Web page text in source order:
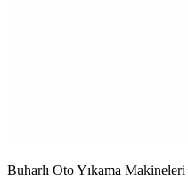
Buharlı Oto Yıkama Makineleri